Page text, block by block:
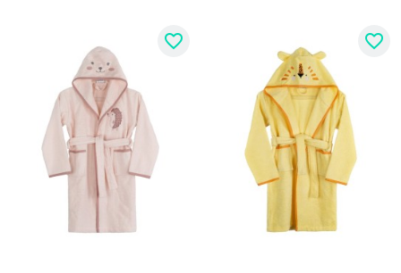
favorite_border favorite_border